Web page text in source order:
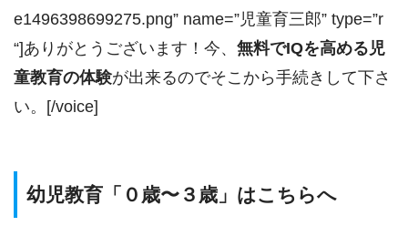
e1496398699275.png” name=”児童育三郎” type=”r
“]ありがとうございます！今、 無料でIQを高める児
童教育の体験が出来るのでそこから手続きして下さ
い。[/voice]
幼児教育「０歳〜３歳」はこちらへ